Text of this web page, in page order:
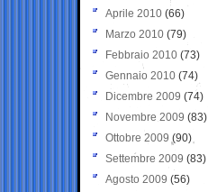
Aprile 2010 (66)
Marzo 2010 (79)
Febbraio 2010 (73)
Gennaio 2010 (74)
Dicembre 2009 (74)
Novembre 2009 (83)
Ottobre 2009 (90)
Settembre 2009 (83)
Agosto 2009 (56)